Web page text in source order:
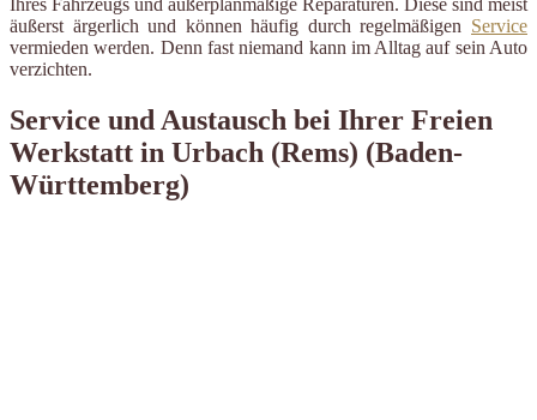
äußerst ärgerlich und können häufig durch regelmäßigen Service
vermieden werden. Denn fast niemand kann im Alltag auf sein Auto
verzichten.
Service und Austausch bei Ihrer Freien
Werkstatt in Urbach (Rems) (Baden-
Württemberg)